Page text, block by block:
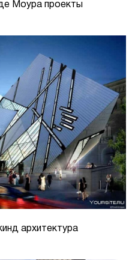
Моура проекты
архитектура